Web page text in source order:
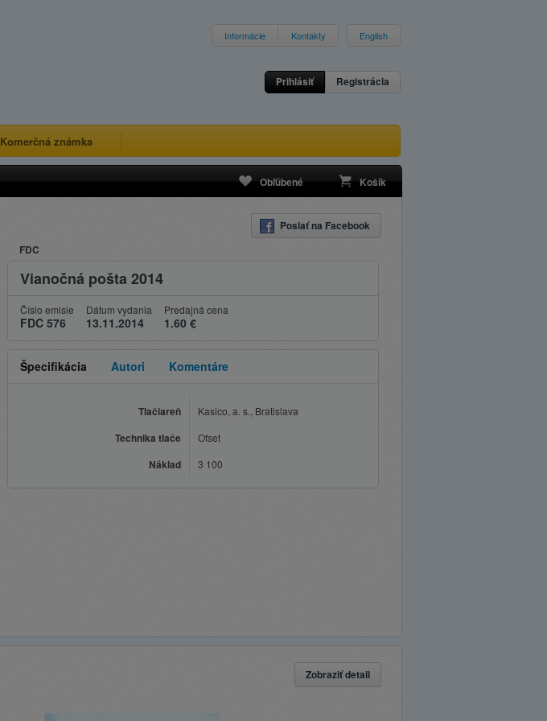
Informácie Kontakty English
Prihlásiť Registrácia
Komerčná známka
Obľúbené Košík
Poslať na Facebook
FDC
Vianočná pošta 2014
Číslo emisie
FDC 576
Dátum vydania
13.11.2014
Predajná cena
1.60 €
Špecifikácia Autori Komentáre
Tlačiareň Kasico, a. s., Bratislava
Technika tlače Ofset
Náklad 3 100
Zobraziť detail